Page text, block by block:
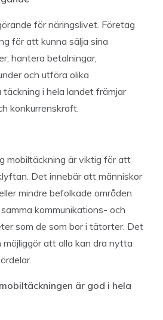
för näringslivet. Företag
för att kunna sälja sina
hantera betalningar,
och utföra olika
i hela landet främjar
konkurrenskraft.
mobiltäckning är viktig för att
Det innebär att människor
mindre befolkade områden
kommunikations- och
som de som bor i tätorter. Det
möjliggör att alla kan dra nytta
är god i hela